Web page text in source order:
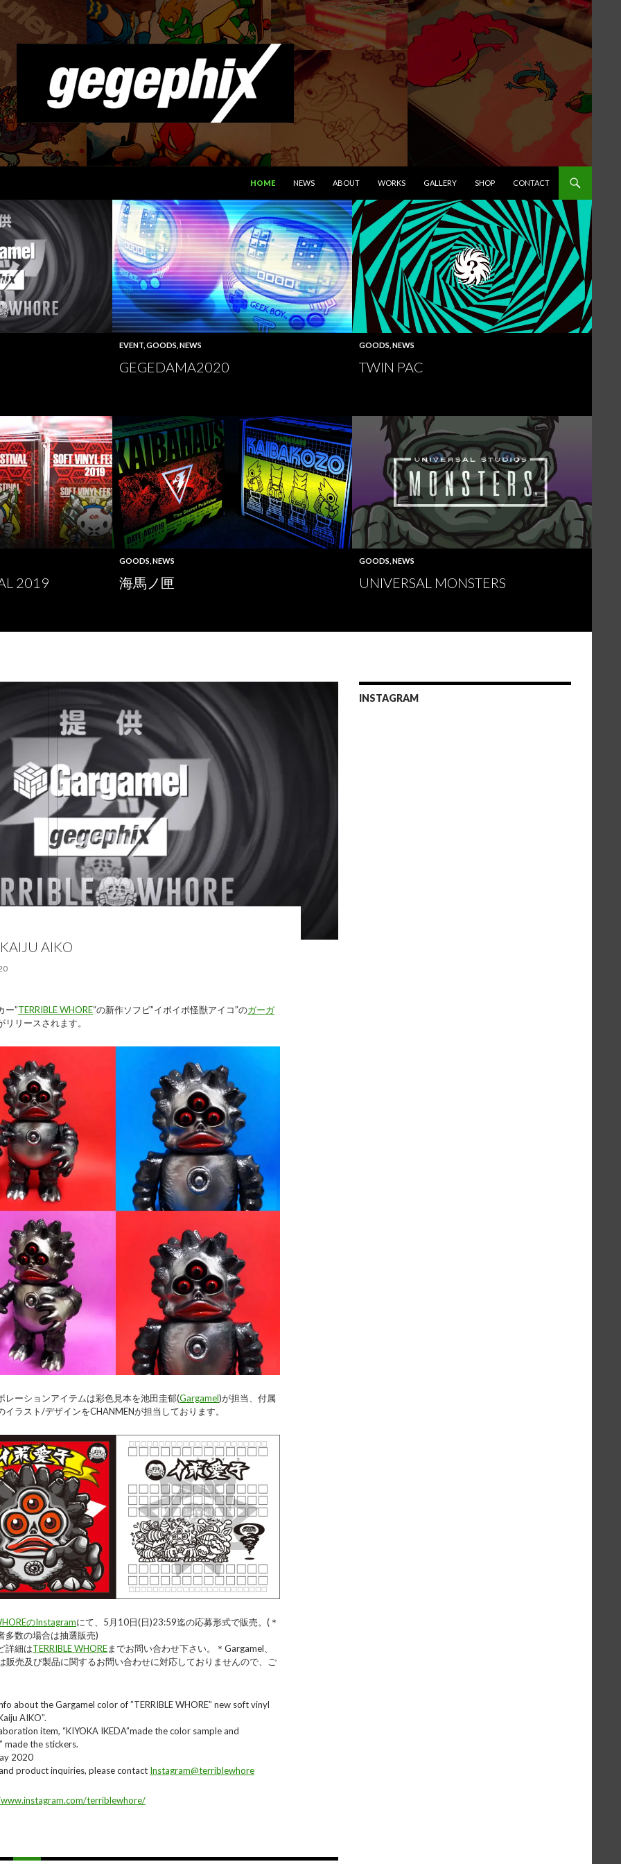
HOME
NEWS ABOUT WORKS GALLERY SHOP CONTACT
EVENT GOODS NEWS
GEGEDAMA2020
GOODS NEWS
TWIN PAC
2019
GOODS NEWS
海馬ノ匣
GOODS NEWS
UNIVERSAL MONSTERS
AIKO
ー”TERRIBLE WHORE“の新作ソフビ”イボイボ怪獣アイコ”のガーガ
リリースされます。
レーションアイテムは彩色見本を池田圭郁(Gargamel)が担当、付属
イラスト/デザインをCHANMENが担当しております。
のInstagramにて、5月10日(日)23:59迄の応募形式で販売。(＊
多数の場合は抽選販売)
詳細はTERRIBLE WHOREまでお問い合わせ下さい。＊Gargamel、
販売及び製品に関するお問い合わせに対応しておりませんので、ご
about the Gargamel color of ”TERRIBLE WHORE” new soft vinyl
AIKO”.
item, “KIYOKA IKEDA”made the color sample and
made the stickers.
2020
product inquiries, please contact Instagram@terriblewhore
terriblewhore/
INSTAGRAM